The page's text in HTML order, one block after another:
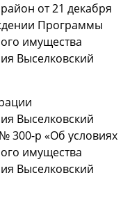
от 21 декабря
Программы
имущества
Выселковский
Выселковский
300-р «Об условиях
имущества
Выселковский